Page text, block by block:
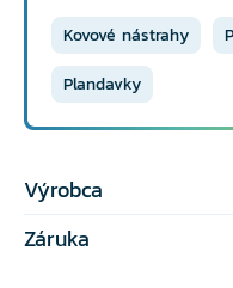
Kovové nástrahy
Plandavky
Výrobca
Záruka